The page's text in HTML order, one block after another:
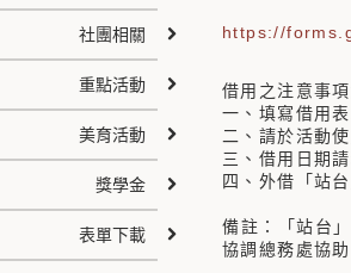
https://
借用之注意事項
一、填寫借用
二、請於活動
三、借用日期
四、外借「站
備註：「站台
協調總務處協助
社團相關
重點活動
美育活動
獎學金
表單下載